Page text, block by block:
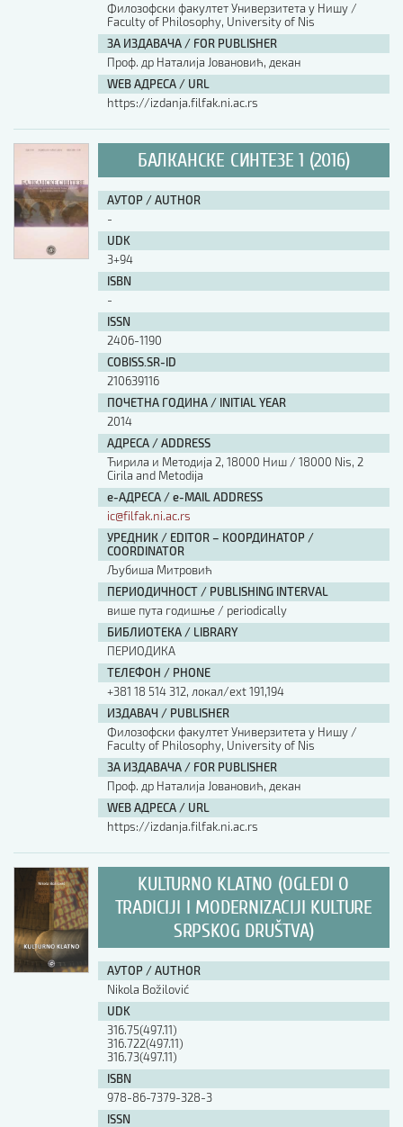
АУТОР / AUTHOR
ISBN
Филозофски факултет Универзитета у Нишу /
Faculty of Philosophy, University of Nis
ЗА ИЗДАВАЧА / FOR PUBLISHER
Проф. др Наталија Јовановић, декан
WEB АДРЕСА / URL
https://izdanja.filfak.ni.ac.rs
БАЛКАНСКЕ СИНТЕЗЕ 1 (2016)
АУТОР / AUTHOR
-
UDK
3+94
ISBN
-
ISSN
2406-1190
COBISS.SR-ID
210639116
ПОЧЕТНА ГОДИНА / INITIAL YEAR
2014
АДРЕСА / ADDRESS
Ћирила и Методија 2, 18000 Ниш / 18000 Nis, 2
Cirila and Metodija
е-АДРЕСА / e-MAIL ADDRESS
ic@filfak.ni.ac.rs
УРЕДНИК / EDITOR – КООРДИНАТОР /
COORDINATOR
Љубиша Митровић
ПЕРИОДИЧНОСТ / PUBLISHING INTERVAL
више пута годишње / periodically
БИБЛИОТЕКА / LIBRARY
ПЕРИОДИКА
ТЕЛЕФОН / PHONE
+381 18 514 312, локал/ext 191,194
ИЗДАВАЧ / PUBLISHER
Филозофски факултет Универзитета у Нишу /
Faculty of Philosophy, University of Nis
ЗА ИЗДАВАЧА / FOR PUBLISHER
Проф. др Наталија Јовановић, декан
WEB АДРЕСА / URL
https://izdanja.filfak.ni.ac.rs
KULTURNO KLATNO (OGLEDI O
TRADICIJI I MODERNIZACIJI KULTURE
SRPSKOG DRUŠTVA)
АУТОР / AUTHOR
Nikola Božilović
UDK
316.75(497.11)
316.722(497.11)
316.73(497.11)
ISBN
978-86-7379-328-3
ISSN